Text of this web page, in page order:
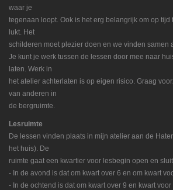
waar je
tegenaan loopt. Ook is het erg belangrijk om op tijd
lukt. Het
schilderen moet plezier doen en we vinden samen
Je kunt je werk tussen de lessen door mee naar
laten. Werk in
het atelier achterlaten is op eigen risico. Graag
van anderen in
de bergruimte.
Lesruimte
De lessen vinden plaats in mijn atelier aan de
het huis). De
ruimte gaat een kwartier voor lesbegin open en
- In de avond is dat om kwart over 6 en om kwart
- In de ochtend is dat om kwart over 9 en kwart voor